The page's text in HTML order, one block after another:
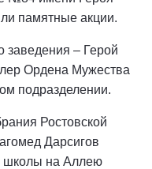
памятные акции.
заведения – Герой
Ордена Мужества
подразделении.
Ростовской
Дарсигов
школы на Аллею